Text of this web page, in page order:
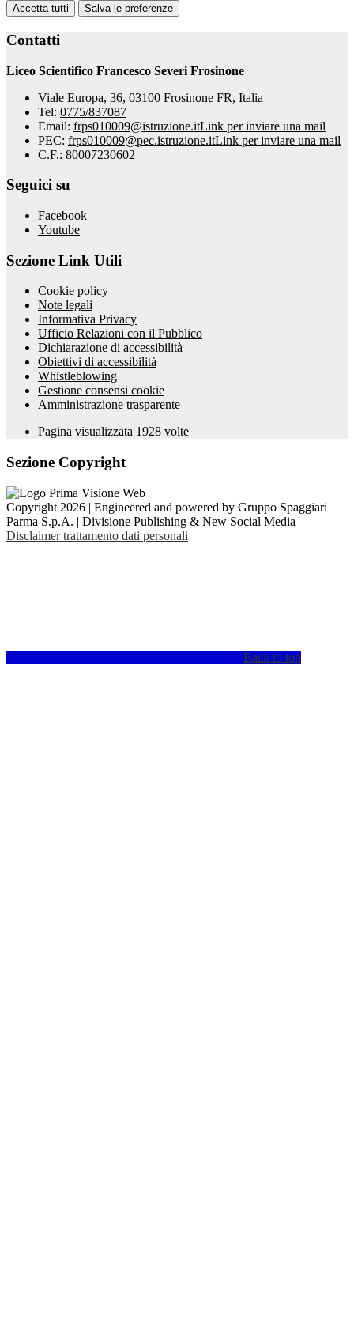
Accetta tutti Salva le preferenze
Contatti
Liceo Scientifico Francesco Severi Frosinone
Viale Europa, 36, 03100 Frosinone FR, Italia
Tel: 0775/837087
Email: frps010009@istruzione.itLink per inviare una mail
PEC: frps010009@pec.istruzione.itLink per inviare una mail
C.F.: 80007230602
Seguici su
Facebook
Youtube
Sezione Link Utili
Cookie policy
Note legali
Informativa Privacy
Ufficio Relazioni con il Pubblico
Dichiarazione di accessibilità
Obiettivi di accessibilità
Whistleblowing
Gestione consensi cookie
Amministrazione trasparente
Pagina visualizzata 1928 volte
Sezione Copyright
Copyright 2026 | Engineered and powered by Gruppo Spaggiari
Parma S.p.A. | Divisione Publishing & New Social Media
Disclaimer trattamento dati personali
Back to top